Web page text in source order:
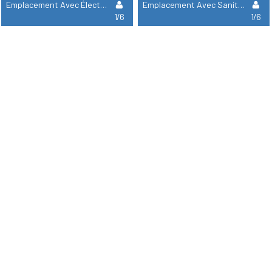
Emplacement Avec Électricité
1/6
Emplacement Avec Sanitaire Individuel
1/6